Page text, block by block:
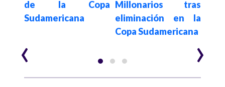
de la Copa
Sudamericana
Millonarios tras
eliminación en la
Copa Sudamericana
‹ ›